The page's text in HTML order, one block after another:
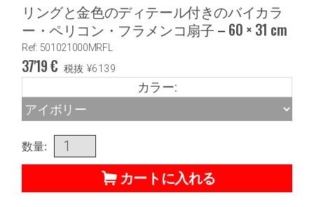
リングと金色のディテール付きのバイカラ
ー・ペリコン・フラメンコ扇子 – 60 × 31 cm
Ref: 501021000MRFL
37'19€ 税抜 ¥6139
カラー:
数量:
カートに入れる